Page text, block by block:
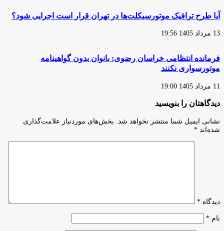
آیا طرح ترافیک موتورسیکلت‌ها در تهران قرار است اجرایی شود؟
13 مرداد 1405 19:56
فرمانده انتظامی خراسان رضوی: بانوان بدون گواهینامه
موتورسواری نکنند
11 مرداد 1405 19:00
دیدگاهتان را بنویسید
نشانی ایمیل شما منتشر نخواهد شد.
بخش‌های موردنیاز علامت‌گذاری
شده‌اند *
دیدگاه *
نام *